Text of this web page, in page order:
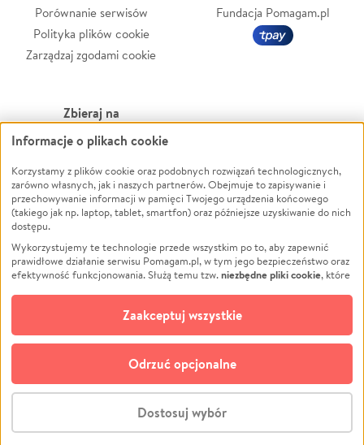
Stwórz zbiórkę - za darmo
Porównanie serwisów
Polityka plików cookie
Zarządzaj zgodami cookie
Fundacja Pomagam.pl
Zbieraj na
Leczenie
Zwierzęta
Pożar
Ukraina
Pomoc Finansowa
Projekty
Pogrzeb
Społeczność lokalna
Kultura
Powódź
Wichura
NGO
Edukacja
Podróż
Impreza
Ochrona środowiska
Biznes
© CROWDING SP. Z O.O.
Informacje o plikach cookie
Korzystamy z plików cookie oraz podobnych rozwiązań technologicznych,
zarówno własnych, jak i naszych partnerów. Obejmuje to zapisywanie i
przechowywanie informacji w pamięci Twojego urządzenia końcowego
(takiego jak np. laptop, tablet, smartfon) oraz późniejsze uzyskiwanie do nich
dostępu.
Wykorzystujemy te technologie przede wszystkim po to, aby zapewnić
prawidłowe działanie serwisu Pomagam.pl, w tym jego bezpieczeństwo oraz
efektywność funkcjonowania. Służą temu tzw.niezbędne pliki cookie, które
opcjonalnych plików cookie
technologii do celów analitycznych i retargetingowych. Możesz wyrazić
zgodę na ich stosowanie lub jej odmówić. W dowolnym momencie masz
możliwość zmiany swoich preferencji na stronie „Zarządzaj zgodami cookie”,
do której link znajdziesz w stopce serwisu Pomagam.pl. Opcjonalne pliki
cookie wykorzystywane są w następujących celach:
działanie serwisu Pomagam.pl. Dzięki nim możemy zrozumieć, jak
użytkownicy korzystają z naszego serwisu – skąd trafiają do serwisu, jak
Dostosuj wybór
Odrzuć opcjonalne
Zaakceptuj wszystkie